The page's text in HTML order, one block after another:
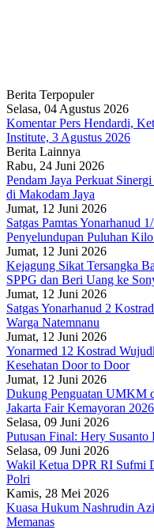
Berita Terpopuler
Selasa, 04 Agustus 2026
Komentar Pers Hendardi,
Institute, 3 Agustus 2026
Berita Lainnya
Rabu, 24 Juni 2026
Pendam Jaya Perkuat
di Makodam Jaya
Jumat, 12 Juni 2026
Satgas Pamtas Yonarhanud
Penyelundupan Puluhan
Jumat, 12 Juni 2026
Kejagung Sikat Tersangka
SPPG dan Beri Uang ke
Jumat, 12 Juni 2026
Satgas Yonarhanud 2
Warga Natemnanu
Jumat, 12 Juni 2026
Yonarmed 12 Kostrad
Kesehatan Door to Door
Jumat, 12 Juni 2026
Dukung Penguatan UMKM
Jakarta Fair Kemayoran 2026
Selasa, 09 Juni 2026
Putusan Final: Hery
Selasa, 09 Juni 2026
Wakil Ketua DPR RI Sufmi
Polri
Kamis, 28 Mei 2026
Kuasa Hukum Nashrudin
Memanas